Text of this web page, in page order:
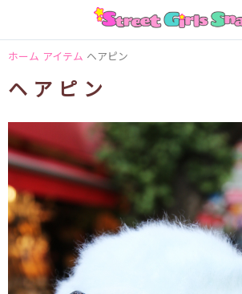
ホーム アイテム ヘアピン
ヘアピン